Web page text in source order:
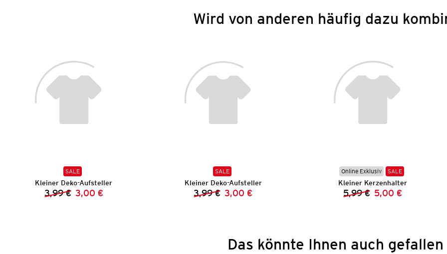
Wird von anderen häufig dazu
SALE
Kleiner Deko-Aufsteller
Vorheriger Preis:
3,99 € Neuer Preis:
3,00 €
SALE
Kleiner Deko-Aufsteller
Vorheriger Preis:
3,99 € Neuer Preis:
3,00 €
Online Exklusiv SALE
Kleiner Kerzenhalter
Vorheriger Preis:
5,99 € Neuer Preis:
5,00 €
Das könnte Ihnen auch gefallen